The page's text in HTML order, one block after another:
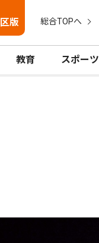
版 総合TOPへ
教育 スポーツ